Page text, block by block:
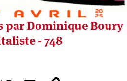
par Dominique Boury
- 748